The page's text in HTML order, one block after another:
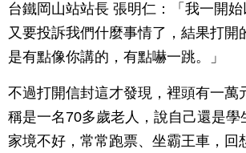
台鐵岡山站站長 張明仁：「我一開
又要投訴我們什麼事情了，結果打開
是有點像你講的，有點嚇一跳。」
不過打開信封這才發現，裡頭有一萬
稱是一名70多歲老人，說自己還是學
家境不好，常常跑票、坐霸王車，回